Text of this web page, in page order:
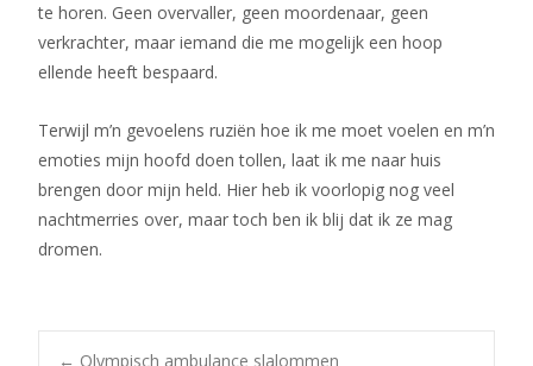
te horen. Geen overvaller, geen moordenaar, geen
verkrachter, maar iemand die me mogelijk een hoop
ellende heeft bespaard.
Terwijl m’n gevoelens ruziën hoe ik me moet voelen en m’n
emoties mijn hoofd doen tollen, laat ik me naar huis
brengen door mijn held. Hier heb ik voorlopig nog veel
nachtmerries over, maar toch ben ik blij dat ik ze mag
dromen.
← Olympisch ambulance slalommen